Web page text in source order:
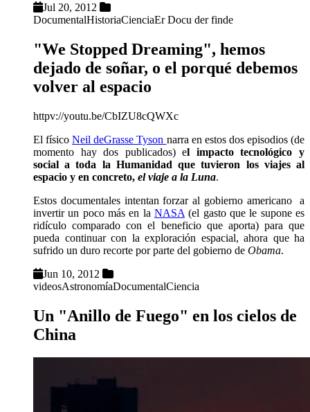
Jul 20, 2012
DocumentalHistoriaCienciaEr Docu der finde
"We Stopped Dreaming", hemos
dejado de soñar, o el porqué debemos
volver al espacio
httpv://youtu.be/CbIZU8cQWXc
El físicoNeil deGrasse Tyson narra en estos dos episodios (de
momento hay dos publicados) el impacto tecnológico y
social a toda la Humanidad que tuvieron los viajes al
espacio y en concreto, el viaje a la Luna.
Estos documentales intentan forzar al gobierno americano a
invertir un poco más en la NASA (el gasto que le supone es
ridículo comparado con el beneficio que aporta) para que
pueda continuar con la exploración espacial, ahora que ha
sufrido un duro recorte por parte del gobierno de Obama.
Jun 10, 2012
videosAstronomíaDocumentalCiencia
Un "Anillo de Fuego" en los cielos de
China